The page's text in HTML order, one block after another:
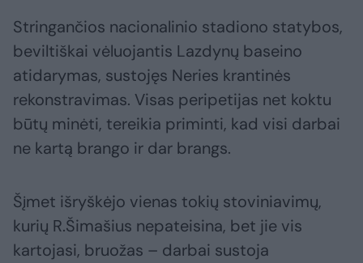
Stringančios nacionalinio stadiono statybos,
beviltiškai vėluojantis Lazdynų baseino
atidarymas, sustojęs Neries krantinės
rekonstravimas. Visas peripetijas net koktu
būtų minėti, tereikia priminti, kad visi darbai
ne kartą brango ir dar brangs.
Šįmet išryškėjo vienas tokių stoviniavimų,
kurių R.Šimašius nepateisina, bet jie vis
kartojasi, bruožas – darbai sustoja